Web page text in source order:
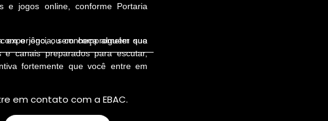
e jogos online, conforme Portaria
sem comprometer sua
o jogo, ou conheça alguém que
e canais preparados para escutar,
fortemente que você entre em
em contato com a EBAC.